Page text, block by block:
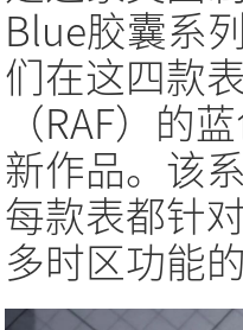
Blue胶囊系
们在这四款
（RAF）的
新作品。该
每款表都针
多时区功能